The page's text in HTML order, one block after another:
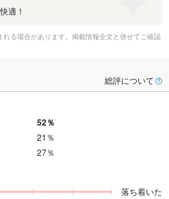
適！
る場合があります。掲載情報全文と併せてご確認
総評について
52％
21％
27％
落ち着いた